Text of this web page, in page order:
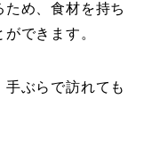
め、食材を持ち
できます。
ぶらで訪れても